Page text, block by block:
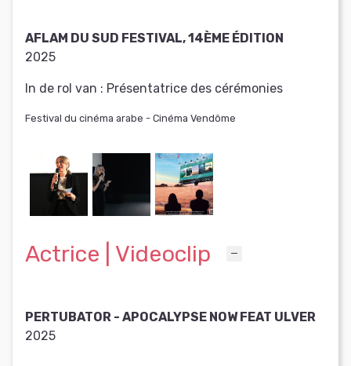
AFLAM DU SUD FESTIVAL, 14ÈME ÉDITION
2025
In de rol van : Présentatrice des cérémonies
Festival du cinéma arabe - Cinéma Vendôme
Actrice | Videoclip
PERTUBATOR - APOCALYPSE NOW FEAT ULVER
2025